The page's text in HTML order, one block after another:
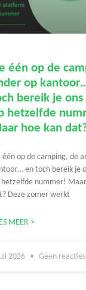
één op de
op
bereik je
hetzelfde
hoe kan
één op de camping, de
en toch bereik je
hetzelfde nummer!
Deze zomer werkt
MEER >
2026 Geen reacties